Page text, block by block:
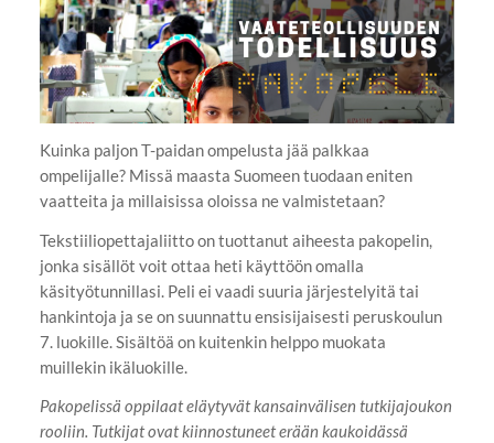
Kuinka paljon T-paidan ompelusta jää palkkaa
ompelijalle? Missä maasta Suomeen tuodaan eniten
vaatteita ja millaisissa oloissa ne valmistetaan?
Tekstiiliopettajaliitto on tuottanut aiheesta pakopelin,
jonka sisällöt voit ottaa heti käyttöön omalla
käsityötunnillasi. Peli ei vaadi suuria järjestelyitä tai
hankintoja ja se on suunnattu ensisijaisesti peruskoulun
7. luokille. Sisältöä on kuitenkin helppo muokata
muillekin ikäluokille.
Pakopelissä oppilaat eläytyvät kansainvälisen tutkijajoukon
rooliin. Tutkijat ovat kiinnostuneet erään kaukoidässä